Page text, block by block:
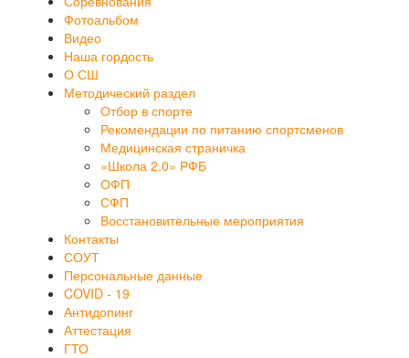
Фотоальбом
Видео
Наша гордость
О СШ
Методический раздел
Отбор в спорте
Рекомендации по питанию спортсменов
Медицинская страничка
«Школа 2.0» РФБ
ОФП
СФП
Восстановительные мероприятия
Контакты
СОУТ
Персональные данные
COVID - 19
Антидопинг
Аттестация
ГТО